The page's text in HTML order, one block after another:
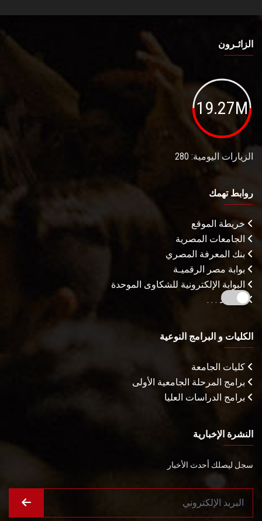
الزائـرون
19.27M
الزيارات اليومية: 280
روابط تهمك
خريطة الموقع
الجامعات المصرية
بنك المعرفة المصري
بوابة مصر الرقميـة
البوابة الإلكترونية للشكاوى الموحدة
المزيـد . . .
الكليات و البرامج النوعية
كليات الجامعة
برامج المرحلة الجامعية الأولى
برامج الدراسات العليا
النشرة الإخبارية
سجل ليصلك أحدث الأخبار